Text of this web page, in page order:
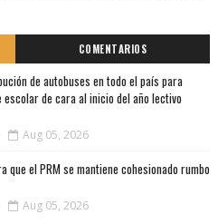
COMENTARIOS
de autobuses en todo el país para
de cara al inicio del año lectivo
Aug 05, 2026
que el PRM se mantiene cohesionado rumbo
Aug 05, 2026